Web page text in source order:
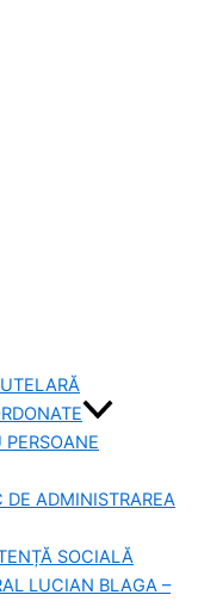
DE ADMINISTRAREA
SOCIALĂ
LUCIAN BLAGA –